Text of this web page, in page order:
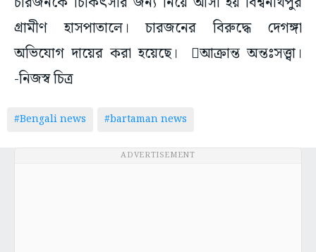
গ্ৰামীণ হাসপাতালে। চারজনের বিরুদ্ধে দেগঙ্গা
অভিযোগ দায়ের করা হয়েছে। আক্রান্ত অন্তঃসত্ত্বা।
-নিজস্ব চিত্র
#Bengali news #bartaman news
ADVERTISEMENT